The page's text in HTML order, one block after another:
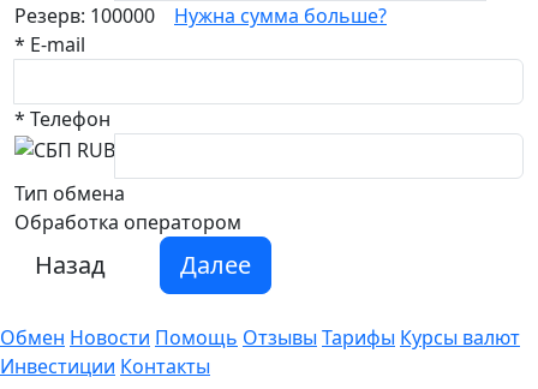
Резерв: 100000
Нужна сумма больше?
* E-mail
* Телефон
Тип обмена
Обработка оператором
Назад Далее
Обмен Новости Помощь Отзывы Тарифы Курсы валют
Инвестиции Контакты